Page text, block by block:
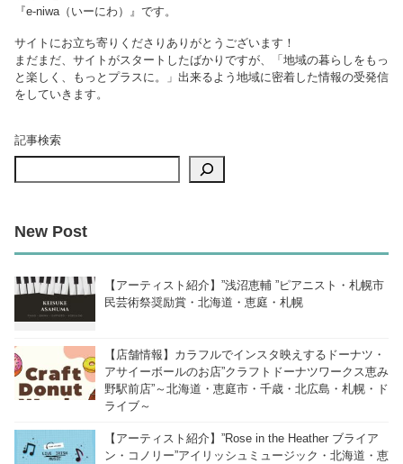
『e-niwa（いーにわ）』です。
サイトにお立ち寄りくださりありがとうございます！
まだまだ、サイトがスタートしたばかりですが、「地域の暮らしをもっ
と楽しく、もっとプラスに。」出来るよう地域に密着した情報の受発信
をしていきます。
記事検索
New Post
【アーティスト紹介】”浅沼恵輔 ”ピアニスト・札幌市
民芸術祭奨励賞・北海道・恵庭・札幌
【店舗情報】カラフルでインスタ映えするドーナツ・
アサイーボールのお店”クラフトドーナツワークス恵み
野駅前店”～北海道・恵庭市・千歳・北広島・札幌・ド
ライブ～
【アーティスト紹介】”Rose in the Heather ブライア
ン・コノリー”アイリッシュミュージック・北海道・恵